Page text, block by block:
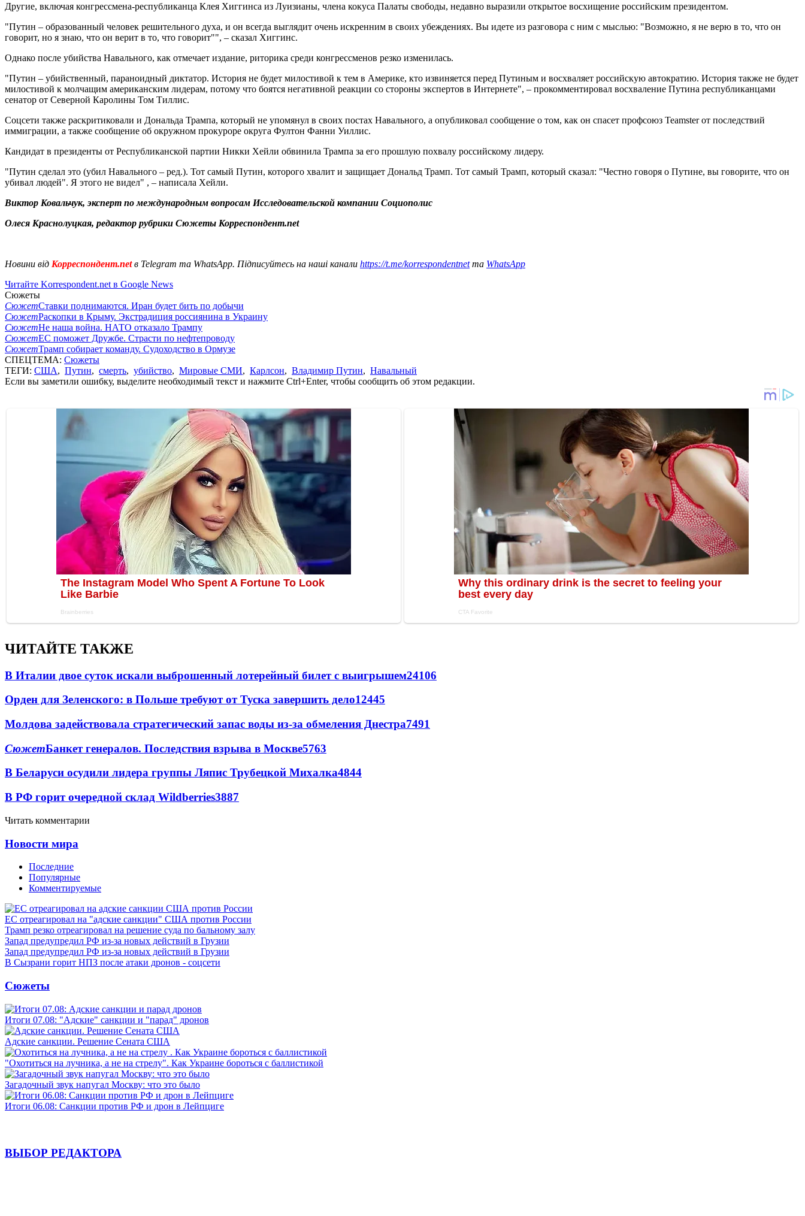
Другие, включая конгрессмена-республиканца Клея Хиггинса из Луизианы, члена кокуса Палаты свободы, недавно выразили открытое восхищение российским президентом.
"Путин – образованный человек решительного духа, и он всегда выглядит очень искренним в своих убеждениях. Вы идете из разговора с ним с мыслью: "Возможно, я не верю в то, что он
говорит, но я знаю, что он верит в то, что говорит"", – сказал Хиггинс.
Однако после убийства Навального, как отмечает издание, риторика среди конгрессменов резко изменилась.
"Путин – убийственный, параноидный диктатор. История не будет милостивой к тем в Америке, кто извиняется перед Путиным и восхваляет российскую автократию. История также не будет
милостивой к молчащим американским лидерам, потому что боятся негативной реакции со стороны экспертов в Интернете", – прокомментировал восхваление Путина республиканцами
сенатор от Северной Каролины Том Тиллис.
Соцсети также раскритиковали и Дональда Трампа, который не упомянул в своих постах Навального, а опубликовал сообщение о том, как он спасет профсоюз Teamster от последствий
иммиграции, а также сообщение об окружном прокуроре округа Фултон Фанни Уиллис.
Кандидат в президенты от Республиканской партии Никки Хейли обвинила Трампа за его прошлую похвалу российскому лидеру.
"Путин сделал это (убил Навального – ред.). Тот самый Путин, которого хвалит и защищает Дональд Трамп. Тот самый Трамп, который сказал: "Честно говоря о Путине, вы говорите, что он
убивал людей". Я этого не видел" , – написала Хейли.
Виктор Ковальчук, эксперт по международным вопросам Исследовательской компании Социополис
Олеся Краснолуцкая, редактор рубрики Сюжеты Корреспондент.net
Новини від Корреспондент.netв Telegram та WhatsApp. Підписуйтесь на наші канали https://t.me/korrespondentnetта WhatsApp
Читайте Korrespondent.net в Google News
Сюжеты
СюжетСтавки поднимаются. Иран будет бить по добычи
СюжетРаскопки в Крыму. Экстрадиция россиянина в Украину
СюжетНе наша война. НАТО отказало Трампу
СюжетЕС поможет Дружбе. Страсти по нефтепроводу
СюжетТрамп собирает команду. Судоходство в Ормузе
СПЕЦТЕМА: Сюжеты
ТЕГИ: США, Путин, смерть, убийство, Мировые СМИ, Карлсон, Владимир Путин, Навальный
Если вы заметили ошибку, выделите необходимый текст и нажмите Ctrl+Enter, чтобы сообщить об этом редакции.
ЧИТАЙТЕ ТАКЖЕ
В Италии двое суток искали выброшенный лотерейный билет с выигрышем24106
Орден для Зеленского: в Польше требуют от Туска завершить дело12445
Молдова задействовала стратегический запас воды из-за обмеления Днестра7491
СюжетБанкет генералов. Последствия взрыва в Москве5763
В Беларуси осудили лидера группы Ляпис Трубецкой Михалка4844
В РФ горит очередной склад Wildberries3887
Читать комментарии
Новости мира
Последние
Популярные
Комментируемые
ЕС отреагировал на "адские санкции" США против России
Трамп резко отреагировал на решение суда по бальному залу
Запад предупредил РФ из-за новых действий в Грузии
Запад предупредил РФ из-за новых действий в Грузии
В Сызрани горит НПЗ после атаки дронов - соцсети
Сюжеты
Итоги 07.08: "Адские" санкции и "парад" дронов
Адские санкции. Решение Сената США
"Охотиться на лучника, а не на стрелу". Как Украине бороться с баллистикой
Загадочный звук напугал Москву: что это было
Итоги 06.08: Санкции против РФ и дрон в Лейпциге
ВЫБОР РЕДАКТОРА